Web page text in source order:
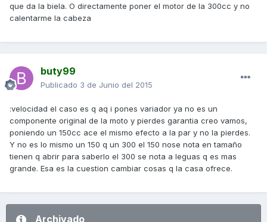
que da la biela. O directamente poner el motor de la 300cc y no
calentarme la cabeza
buty99
Publicado 3 de Junio del 2015
:velocidad el caso es q aq i pones variador ya no es un
componente original de la moto y pierdes garantia creo vamos,
poniendo un 150cc ace el mismo efecto a la par y no la pierdes.
Y no es lo mismo un 150 q un 300 el 150 nose nota en tamaño
tienen q abrir para saberlo el 300 se nota a leguas q es mas
grande. Esa es la cuestion cambiar cosas q la casa ofrece.
Archivado